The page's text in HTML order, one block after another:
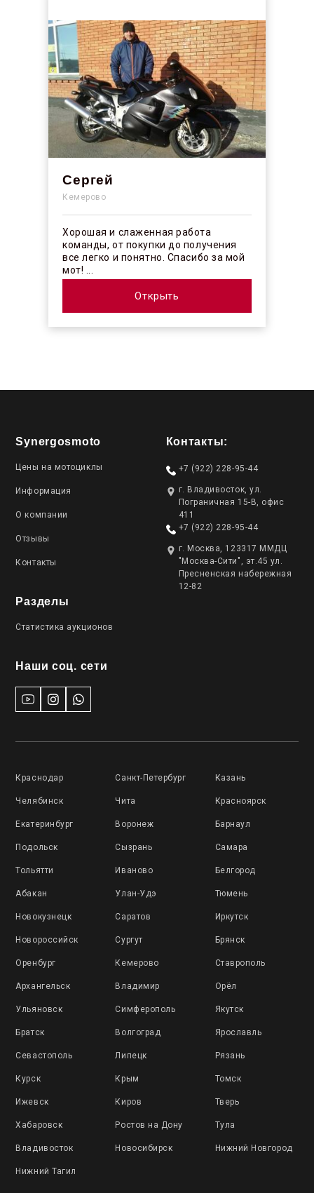
Сергей
Кемерово
Хорошая и слаженная работа
команды, от покупки до получения
все легко и понятно. Спасибо за мой
мот! ...
Открыть
Synergosmoto
Цены на мотоциклы
Информация
О компании
Отзывы
Контакты
Разделы
Статистика аукционов
Наши соц. сети
Контакты:
+7 (922) 228-95-44
г. Владивосток, ул.
Пограничная 15-В, офис
411
+7 (922) 228-95-44
г. Москва, 123317 ММДЦ
"Москва-Сити", эт.45 ул.
Пресненская набережная
12-82
Краснодар Санкт-Петербург Казань
Челябинск Чита Красноярск
Екатеринбург Воронеж Барнаул
Подольск Сызрань Самара
Тольятти Иваново Белгород
Абакан Улан-Удэ Тюмень
Новокузнецк Саратов Иркутск
Новороссийск Сургут Брянск
Оренбург Кемерово Ставрополь
Архангельск Владимир Орёл
Ульяновск Симферополь Якутск
Братск Волгоград Ярославль
Севастополь Липецк Рязань
Курск Крым Томск
Ижевск Киров Тверь
Хабаровск Ростов на Дону Тула
Владивосток Новосибирск Нижний Новгород
Нижний Тагил